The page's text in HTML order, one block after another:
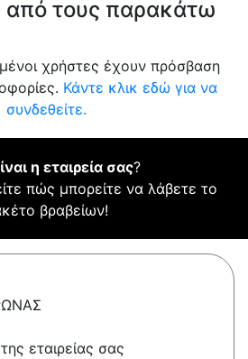
από τους παρακάτω
χρήστες έχουν πρόσβαση
Κάντε κλικ εδώ για να
συνδεθείτε.
η εταιρεία σας?
πώς μπορείτε να λάβετε το
βραβείων!
εταιρείας σας